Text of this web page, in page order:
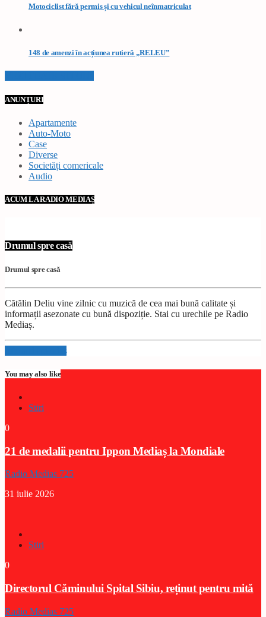
Motociclist fără permis și cu vehicul neînmatriculat
148 de amenzi în acțiunea rutieră „RELEU”
ANUNȚURI
Apartamente
Auto-Moto
Case
Diverse
Societăți comericale
Audio
ACUM LA RADIO MEDIAȘ
Drumul spre casă
Drumul spre casă
Cătălin Deliu vine zilnic cu muzică de cea mai bună calitate și
informații asezonate cu bună dispoziție. Stai cu urechile pe Radio
Mediaș.
Info and episodes
You may also like
Stiri
0
21 de medalii pentru Ippon Mediaș la Mondiale
Radio Medias 725
31 iulie 2026
Stiri
0
Directorul Căminului Spital Sibiu, reținut pentru mită
Radio Medias 725